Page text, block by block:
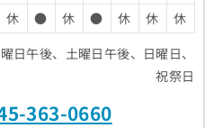
休 ● 休 ● 休 休
休
日午後、土曜日午後、日曜日、
祝祭日
363-0660